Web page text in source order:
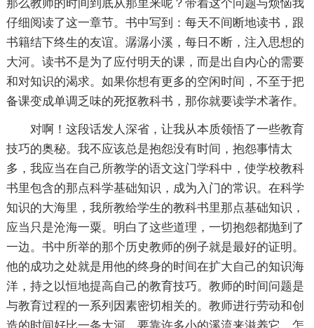
那么教师的时间到底从那里来呢？带着这个问题与烦恼我
仔细阅读了这一章节。书中写到：每天不间断地读书，跟
书籍结下终生的友谊。潺潺小溪，每日不断，注入思想的
大河。读书不是为了应付明天的课，而是出自内心的需要
和对知识的渴求。如果你想有更多的空闲时间，不至于把
备课变成单调乏味的死抠教科书，那你就要读学术著作。
对啊！这段话发人深省，让我从本质领悟了一些教育
技巧的奥秘。我不应该总是抱怨没有时间，抱怨事情太
多，我应当在自己所教学的语文这门学科中，使学校教科
书里包含的那点科学基础知识，成为入门的常识。在科学
知识的大海里，我所教给学生的教科书里那点基础知识，
应当只是沧海一粟。明白了这些道理，一切抱怨都抛到了
一边。书中所举的那个历史教师的例子就是最好的证明。
他的成功之处就是用他的终身的时间在扩大自己的知识海
洋，持之以恒地提高自己的教育技巧。教师的时间问题是
与教育过程的一系列因素密切相关的。教师进行劳动和创